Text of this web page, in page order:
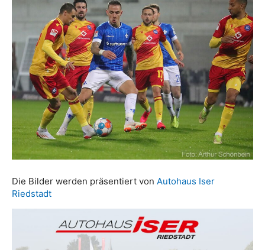
Die Bilder werden präsentiert von Autohaus Iser
Riedstadt